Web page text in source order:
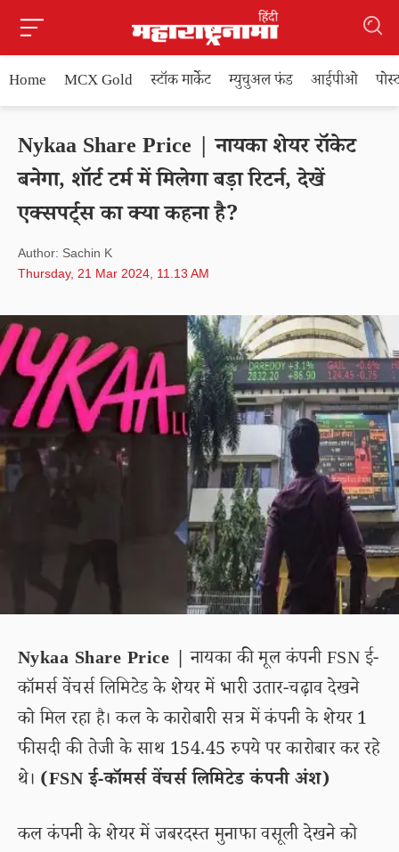
Home MCX Gold स्टॉक मार्केट म्युचुअल फंड आईपीओ
Nykaa Share Price | नायका शेयर रॉकेट
बनेगा, शॉर्ट टर्म में मिलेगा बड़ा रिटर्न, देखें
एक्सपर्ट्स का क्या कहना है?
Author: Sachin K
Thursday, 21 Mar 2024, 11.13 AM
Nykaa Share Price | नायका की मूल कंपनी FSN ई-
कॉमर्स वेंचर्स लिमिटेड के शेयर में भारी उतार-चढ़ाव देखने
को मिल रहा है। कल के कारोबारी सत्र में कंपनी के शेयर 1
फीसदी की तेजी के साथ 154.45 रुपये पर कारोबार कर रहे
थे। (FSN ई-कॉमर्स वेंचर्स लिमिटेड कंपनी अंश)
कल कंपनी के शेयर में जबरदस्त मुनाफा वसूली देखने को